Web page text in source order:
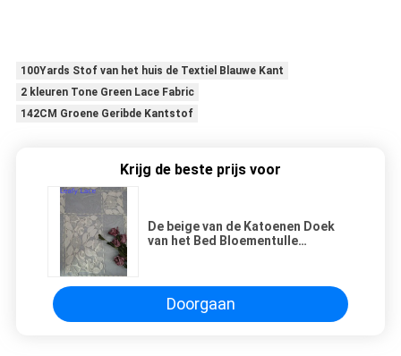
100Yards Stof van het huis de Textiel Blauwe Kant
2 kleuren Tone Green Lace Fabric
142CM Groene Geribde Kantstof
Krijg de beste prijs voor
De beige van de Katoenen Doek
van het Bed Bloementulle
Doorgaan